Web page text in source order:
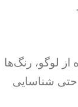
لوگو، رنگ‌ها
شناسایی